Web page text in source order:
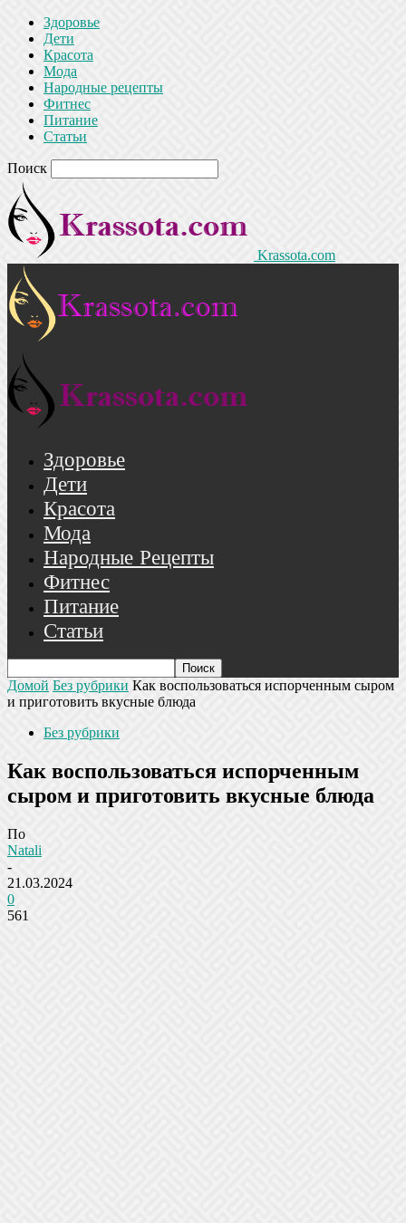
Здоровье
Дети
Красота
Мода
Народные рецепты
Фитнес
Питание
Статьи
Поиск
Krassota.com
Здоровье
Дети
Красота
Мода
Народные Рецепты
Фитнес
Питание
Статьи
Домой Без рубрики Как воспользоваться испорченным сыром
и приготовить вкусные блюда
Без рубрики
Как воспользоваться испорченным
сыром и приготовить вкусные блюда
По
Natali
-
21.03.2024
0
561